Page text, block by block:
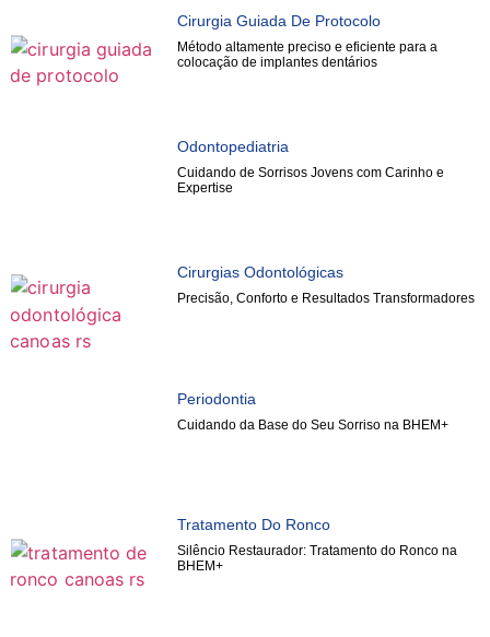
Cirurgia Guiada De Protocolo
Método altamente preciso e eficiente para a
colocação de implantes dentários
Odontopediatria
Cuidando de Sorrisos Jovens com Carinho e
Expertise
Cirurgias Odontológicas
Precisão, Conforto e Resultados Transformadores
Periodontia
Cuidando da Base do Seu Sorriso na BHEM+
Tratamento Do Ronco
Silêncio Restaurador: Tratamento do Ronco na
BHEM+